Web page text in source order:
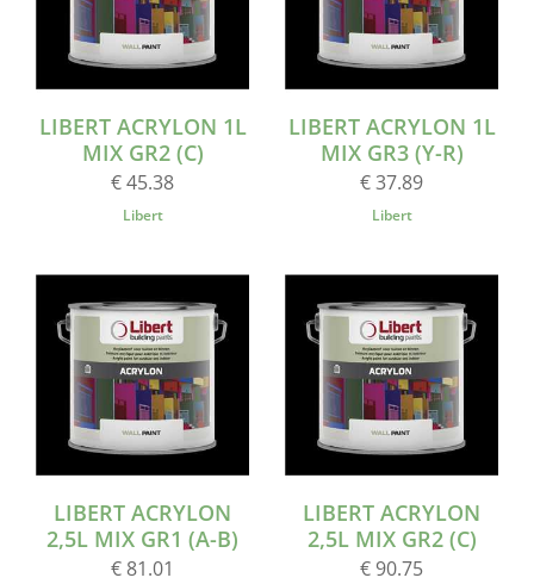
LIBERT ACRYLON 1L
MIX GR2 (C)
€ 45.38
Libert
LIBERT ACRYLON 1L
MIX GR3 (Y-R)
€ 37.89
Libert
LIBERT ACRYLON
2,5L MIX GR1 (A-B)
€ 81.01
LIBERT ACRYLON
2,5L MIX GR2 (C)
€ 90.75